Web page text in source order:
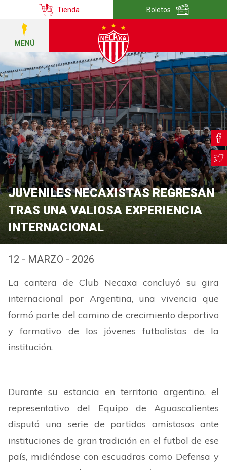
Tienda Boletos
MENÚ
JUVENILES NECAXISTAS REGRESAN
TRAS UNA VALIOSA EXPERIENCIA
INTERNACIONAL
12 - MARZO - 2026
La cantera de Club Necaxa concluyó su gira
internacional por Argentina, una vivencia que
formó parte del camino de crecimiento deportivo
y formativo de los jóvenes futbolistas de la
institución.
Durante su estancia en territorio argentino, el
representativo del Equipo de Aguascalientes
disputó una serie de partidos amistosos ante
instituciones de gran tradición en el futbol de ese
país, midiéndose con escuadras como Defensa y